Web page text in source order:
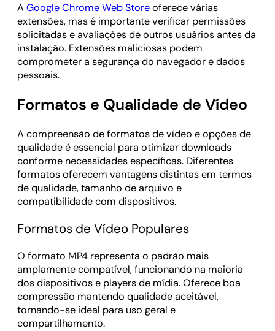
AGoogle Chrome Web Storeoferece várias
extensões, mas é importante verificar permissões
solicitadas e avaliações de outros usuários antes da
instalação. Extensões maliciosas podem
comprometer a segurança do navegador e dados
pessoais.
Formatos e Qualidade de Vídeo
A compreensão de formatos de vídeo e opções de
qualidade é essencial para otimizar downloads
conforme necessidades específicas. Diferentes
formatos oferecem vantagens distintas em termos
de qualidade, tamanho de arquivo e
compatibilidade com dispositivos.
Formatos de Vídeo Populares
O formato MP4 representa o padrão mais
amplamente compatível, funcionando na maioria
dos dispositivos e players de mídia. Oferece boa
compressão mantendo qualidade aceitável,
tornando-se ideal para uso geral e
compartilhamento.